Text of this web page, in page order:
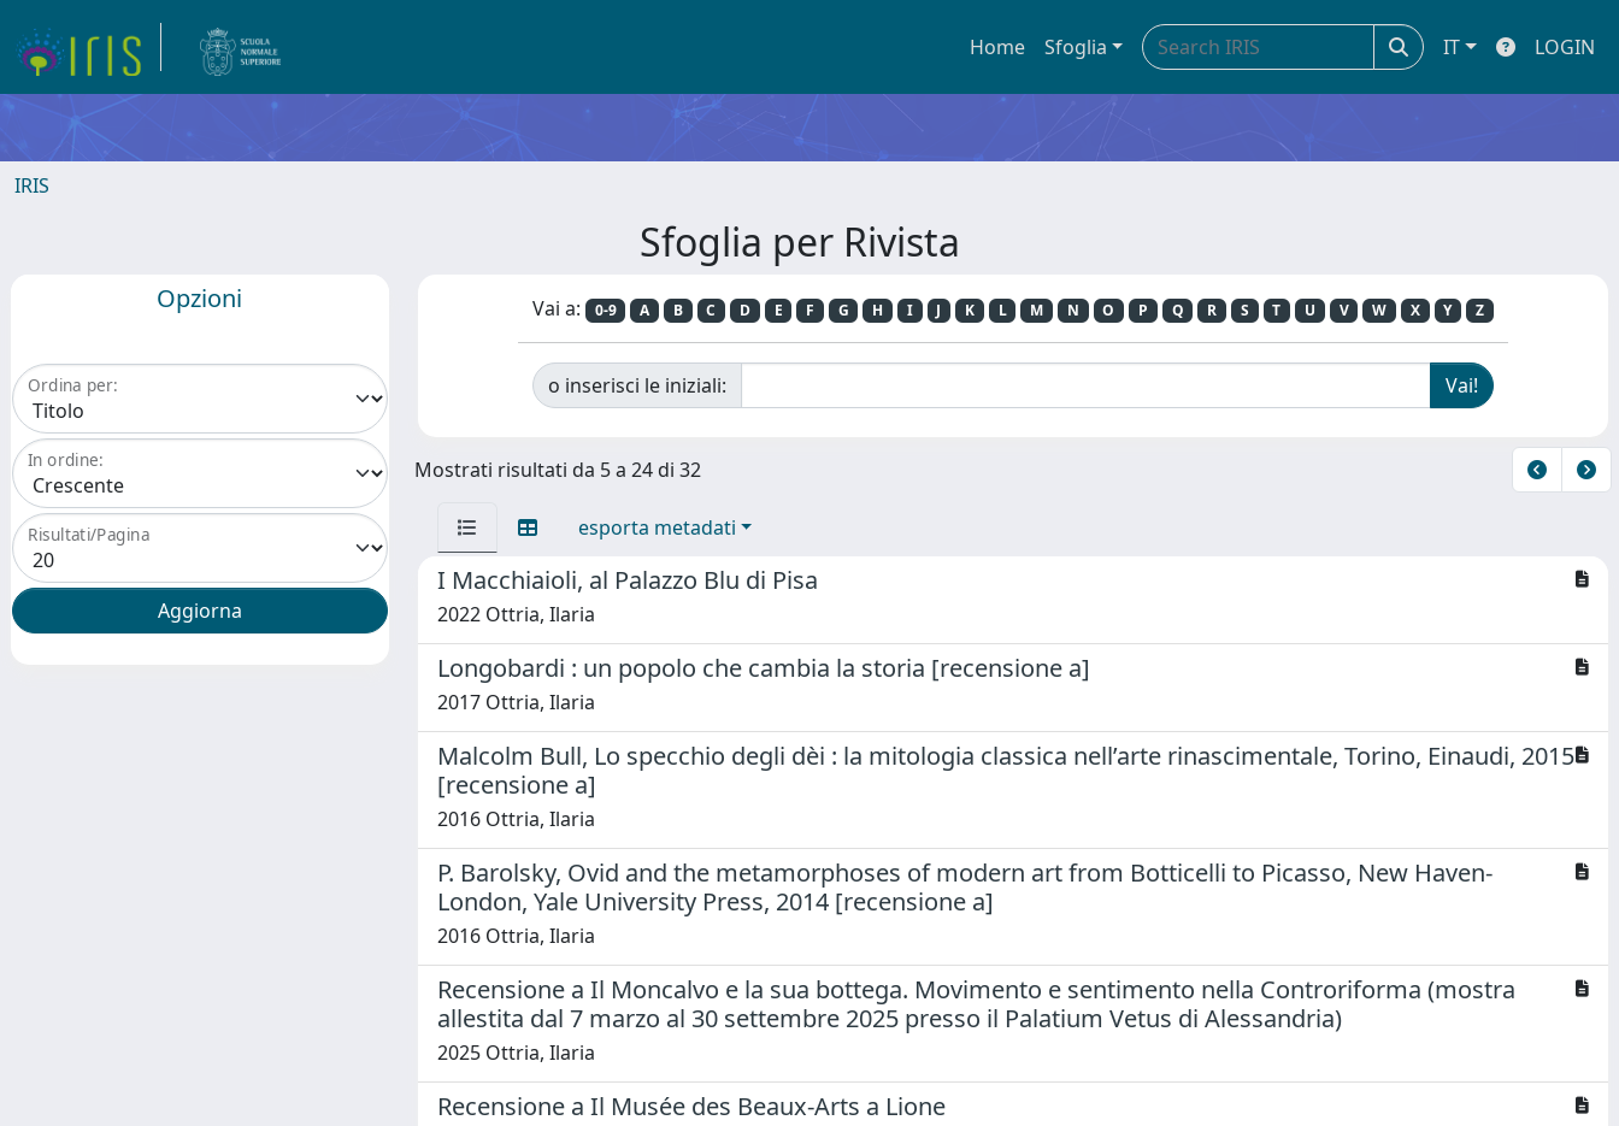
Home Sfoglia IT LOGIN
IRIS
Sfoglia per Rivista
Opzioni
Ordina per:
In ordine:
Risultati/Pagina
Vai a: 0-9 A B C D E F G H I J K L M N O P Q R S T U V W X Y Z
o inserisci le iniziali:
Mostrati risultati da 5 a 24 di 32
esporta metadati
I Macchiaioli, al Palazzo Blu di Pisa
2022 Ottria, Ilaria
Longobardi : un popolo che cambia la storia [recensione a]
2017 Ottria, Ilaria
Malcolm Bull, Lo specchio degli dèi : la mitologia classica nell’arte rinascimentale, Torino, Einaudi, 2015
[recensione a]
2016 Ottria, Ilaria
P. Barolsky, Ovid and the metamorphoses of modern art from Botticelli to Picasso, New Haven-
London, Yale University Press, 2014 [recensione a]
2016 Ottria, Ilaria
Recensione a Il Moncalvo e la sua bottega. Movimento e sentimento nella Controriforma (mostra
allestita dal 7 marzo al 30 settembre 2025 presso il Palatium Vetus di Alessandria)
2025 Ottria, Ilaria
Recensione a Il Musée des Beaux-Arts a Lione